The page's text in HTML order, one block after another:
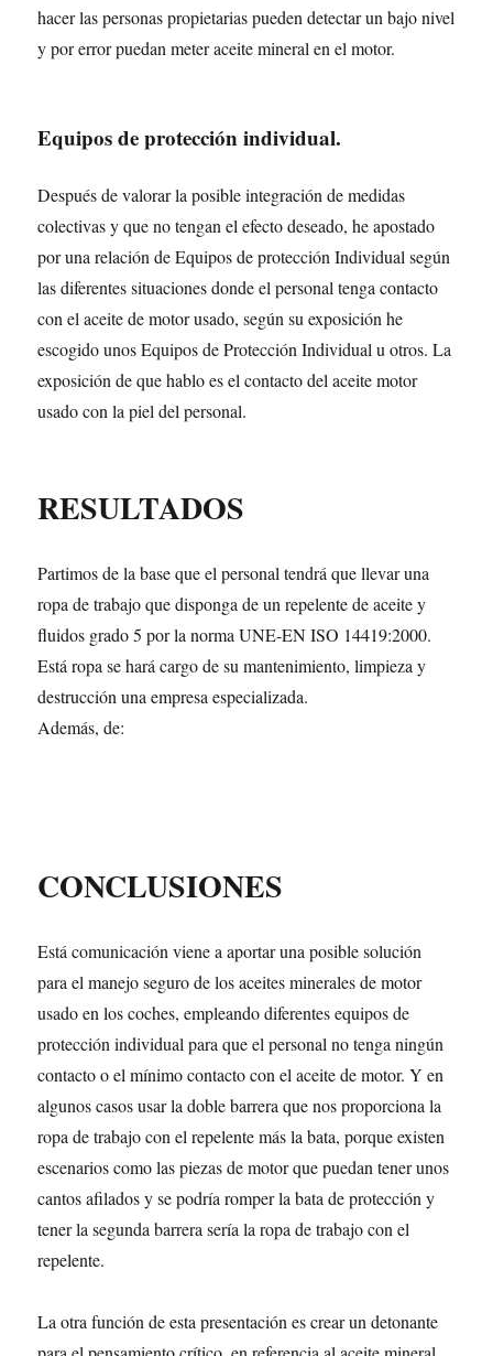
hacer las personas propietarias pueden detectar un bajo nivel
y por error puedan meter aceite mineral en el motor.
Equipos de protección individual.
Después de valorar la posible integración de medidas
colectivas y que no tengan el efecto deseado, he apostado
por una relación de Equipos de protección Individual según
las diferentes situaciones donde el personal tenga contacto
con el aceite de motor usado, según su exposición he
escogido unos Equipos de Protección Individual u otros. La
exposición de que hablo es el contacto del aceite motor
usado con la piel del personal.
RESULTADOS
Partimos de la base que el personal tendrá que llevar una
ropa de trabajo que disponga de un repelente de aceite y
fluidos grado 5 por la norma UNE-EN ISO 14419:2000.
Está ropa se hará cargo de su mantenimiento, limpieza y
destrucción una empresa especializada.
Además, de:
CONCLUSIONES
Está comunicación viene a aportar una posible solución
para el manejo seguro de los aceites minerales de motor
usado en los coches, empleando diferentes equipos de
protección individual para que el personal no tenga ningún
contacto o el mínimo contacto con el aceite de motor. Y en
algunos casos usar la doble barrera que nos proporciona la
ropa de trabajo con el repelente más la bata, porque existen
escenarios como las piezas de motor que puedan tener unos
cantos afilados y se podría romper la bata de protección y
tener la segunda barrera sería la ropa de trabajo con el
repelente.
La otra función de esta presentación es crear un detonante